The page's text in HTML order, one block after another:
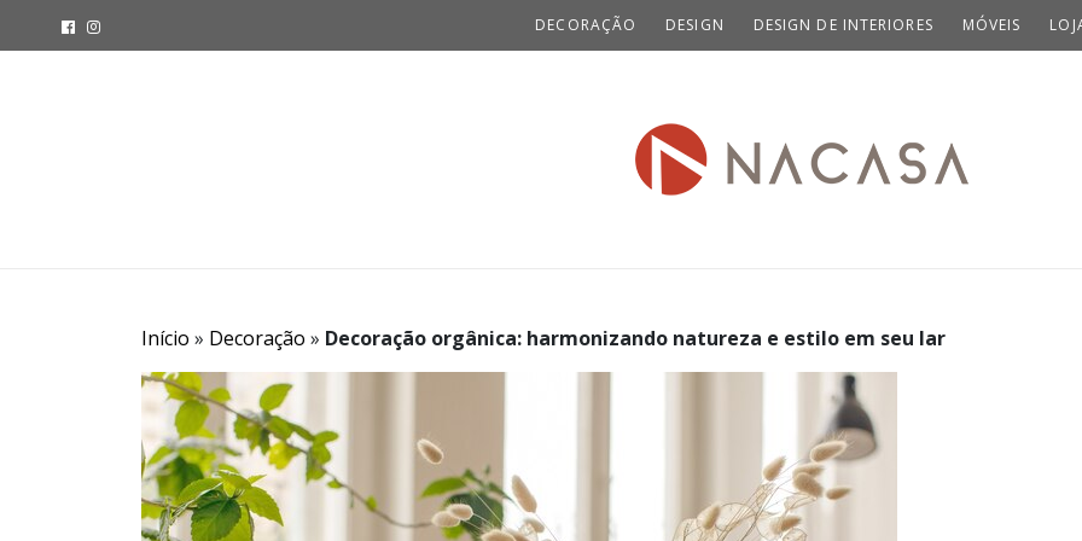
DECORAÇÃO DESIGN DESIGN DE INTERIORES MÓVEIS
Início » Decoração » Decoração orgânica: harmonizando natureza e estilo em seu lar